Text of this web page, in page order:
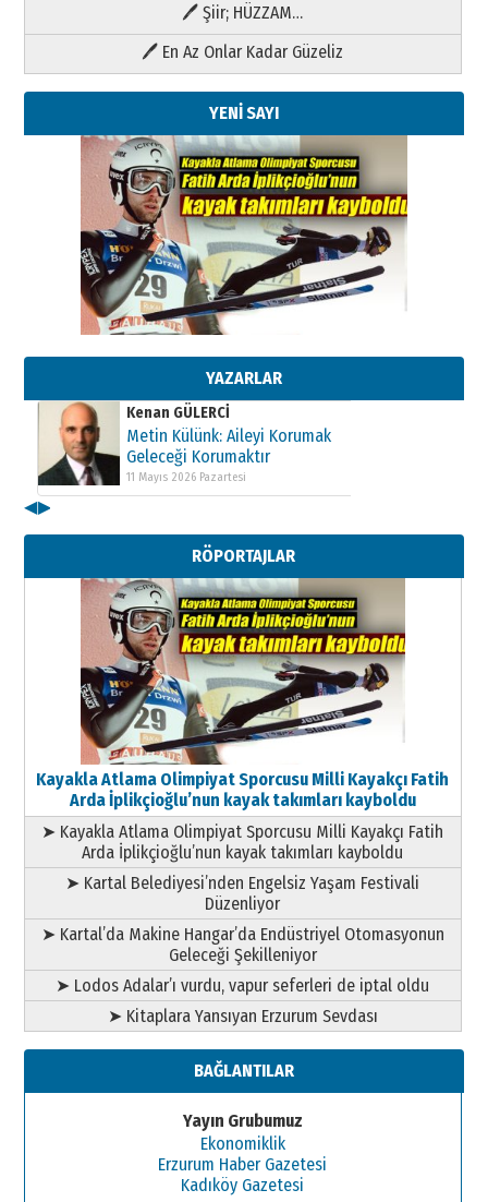
🖊 Şiir; HÜZZAM…
🖊 En Az Onlar Kadar Güzeliz
YENİ SAYI
YAZARLAR
Kenan GÜLERCİ
Metin Külünk: Aileyi Korumak
Geleceği Korumaktır
11 Mayıs 2026 Pazartesi
Kenan GÜLERCİ
Metin Külünk: Aileyi Korumak
Geleceği Korumaktır
11 Mayıs 2026 Pazartesi
Metin Külünk: Aileyi Korumak
Geleceği Korumaktır
11 Mayıs 2026 Pazartesi
◀▶
RÖPORTAJLAR
Kayakla Atlama Olimpiyat Sporcusu Milli Kayakçı Fatih
Arda İplikçioğlu’nun kayak takımları kayboldu
➤ Kayakla Atlama Olimpiyat Sporcusu Milli Kayakçı Fatih
Arda İplikçioğlu’nun kayak takımları kayboldu
➤ Kartal Belediyesi’nden Engelsiz Yaşam Festivali
Düzenliyor
➤ Kartal’da Makine Hangar’da Endüstriyel Otomasyonun
Geleceği Şekilleniyor
➤ Lodos Adalar’ı vurdu, vapur seferleri de iptal oldu
➤ Kitaplara Yansıyan Erzurum Sevdası
BAĞLANTILAR
Yayın Grubumuz
Ekonomiklik
Erzurum Haber Gazetesi
Kadıköy Gazetesi